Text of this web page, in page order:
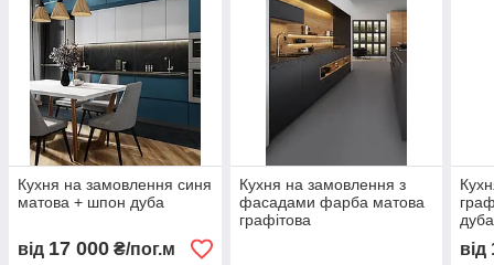
Кухня на замовлення синя
матова + шпон дуба
від 17 000 ₴/пог.м
Кухня на замовлення з
фасадами фарба матова
графітова
дуба
від